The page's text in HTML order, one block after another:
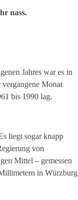
nass.
Jahres war es in
Monat
bis 1990 lag.
liegt sogar knapp
von
Mittel – gemessen
in Würzburg